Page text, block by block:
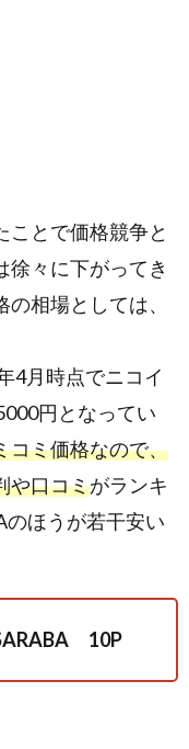
ことで価格競争と
徐々に下がってき
相場としては、
4月時点でニコイ
円となってい
コミ価格なので、
や口コミがランキ
のほうが若干安い
10P